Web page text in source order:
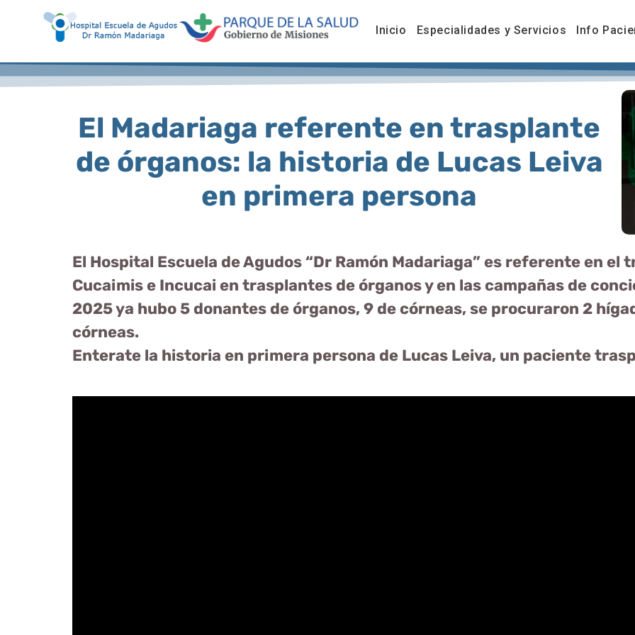
Inicio Especialidades y Servicios Info
El Madariaga referente en trasplante
de órganos: la historia de Lucas Leiva
en primera persona
El Hospital Escuela de Agudos “Dr Ramón Madariaga” es referente en
Cucaimis e Incucai en trasplantes de órganos y en las campañas de
2025 ya hubo 5 donantes de órganos, 9 de córneas, se procuraron 2
córneas.
Enterate la historia en primera persona de Lucas Leiva, un paciente